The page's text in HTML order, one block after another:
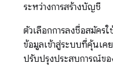
ระหว่างการสร้างบัญชี
ตัวเลือกการลงชื่อสมัคร
ข้อมูลเข้าสู่ระบบที่คุ้นเค
ปรับปรุงประสบการณ์ขอ